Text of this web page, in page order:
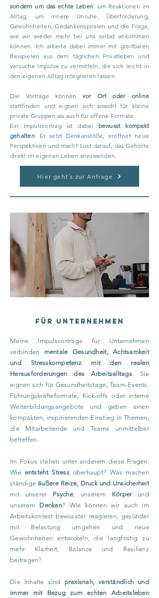
sondern um das echte Leben: um Reaktionen im
Alltag, um innere Unruhe, Überforderung,
Gewohnheiten, Gedankenspiralen und die Frage,
wie wir wieder mehr bei uns selbst ankommen
können. Ich arbeite dabei immer mit greifbaren
Beispielen aus dem täglichen Privatleben und
versuche Impulse zu vermitteln, die sich leicht in
den eigenen Alltag integrieren lassen.
Die Vorträge können vor Ort oder online
stattfinden und eignen sich sowohl für kleine
private Gruppen als auch für offene Formate.
Ein Impulsvortrag ist dabei bewusst kompakt
gehalten: Er setzt Denkanstöße, eröffnet neue
Perspektiven und macht Lust darauf, das Gehörte
direkt im eigenen Leben anzuwenden.
Hier geht´s zur Anfrage
Für unternehmen
Meine Impulsvorträge für Unternehmen
verbinden mentale Gesundheit, Achtsamkeit
und Stresskompetenz mit den realen
Herausforderungen des Arbeitsalltags. Sie
eignen sich für Gesundheitstage, Team-Events,
Führungskräfteformate, Kick-offs oder interne
Weiterbildungsangebote und geben einen
kompakten, inspirierenden Einstieg in Themen,
die Mitarbeitende und Teams unmittelbar
betreffen.
Im Fokus stehen unter anderem diese Fragen:
Wie entsteht Stress überhaupt? Was machen
ständigeäußere Reize, Druck und Unsicherheit
mit unserer Psyche, unserem Körper und
unserem Denken? Wie können wir auch im
Arbeitskontext bewusster reagieren, gesünder
mit Belastung umgehen und neue
Gewohnheiten entwickeln, die langfristig zu
mehr Klarheit, Balance und Resilienz
beitragen?
Die Inhalte sind praxisnah, verständlich und
immer mit Bezug zum echten Arbeitsleben